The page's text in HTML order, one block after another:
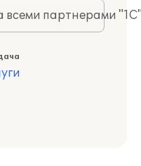
всеми партнерами